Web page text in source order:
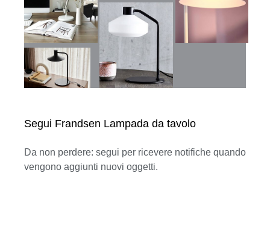
Segui Frandsen Lampada da tavolo
Da non perdere: segui per ricevere notifiche quando
vengono aggiunti nuovi oggetti.